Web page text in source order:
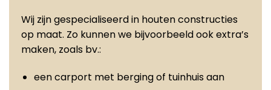
Wij zijn gespecialiseerd in houten constructies
op maat. Zo kunnen we bijvoorbeeld ook extra’s
maken, zoals bv.:
een carport met berging of tuinhuis aan